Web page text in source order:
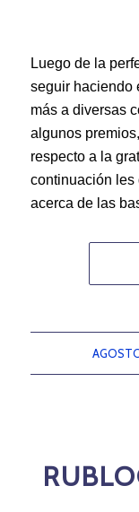
Luego de la
seguir haciendo
más a diversas
algunos
respecto a la
continuación les
acerca de las
/